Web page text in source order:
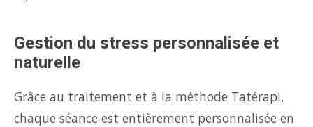
Gestion du stress personnalisée et
naturelle
Grâce au traitement et à la méthode Tatérapi,
chaque séance est entièrement personnalisée en